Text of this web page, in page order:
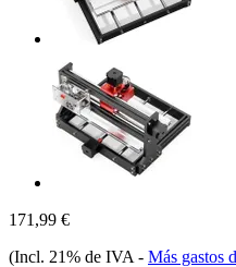
171,99 €
(Incl. 21% de IVA - Más gastos